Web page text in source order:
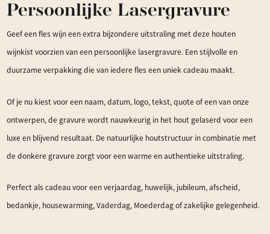
Persoonlijke Lasergravure
Geef een fles wijn een extra bijzondere uitstraling met deze houten
wijnkist voorzien van een persoonlijke lasergravure. Een stijlvolle en
duurzame verpakking die van iedere fles een uniek cadeau maakt.
Of je nu kiest voor een naam, datum, logo, tekst, quote of een van onze
ontwerpen, de gravure wordt nauwkeurig in het hout gelaserd voor een
luxe en blijvend resultaat. De natuurlijke houtstructuur in combinatie met
de donkere gravure zorgt voor een warme en authentieke uitstraling.
Perfect als cadeau voor een verjaardag, huwelijk, jubileum, afscheid,
bedankje, housewarming, Vaderdag, Moederdag of zakelijke gelegenheid.